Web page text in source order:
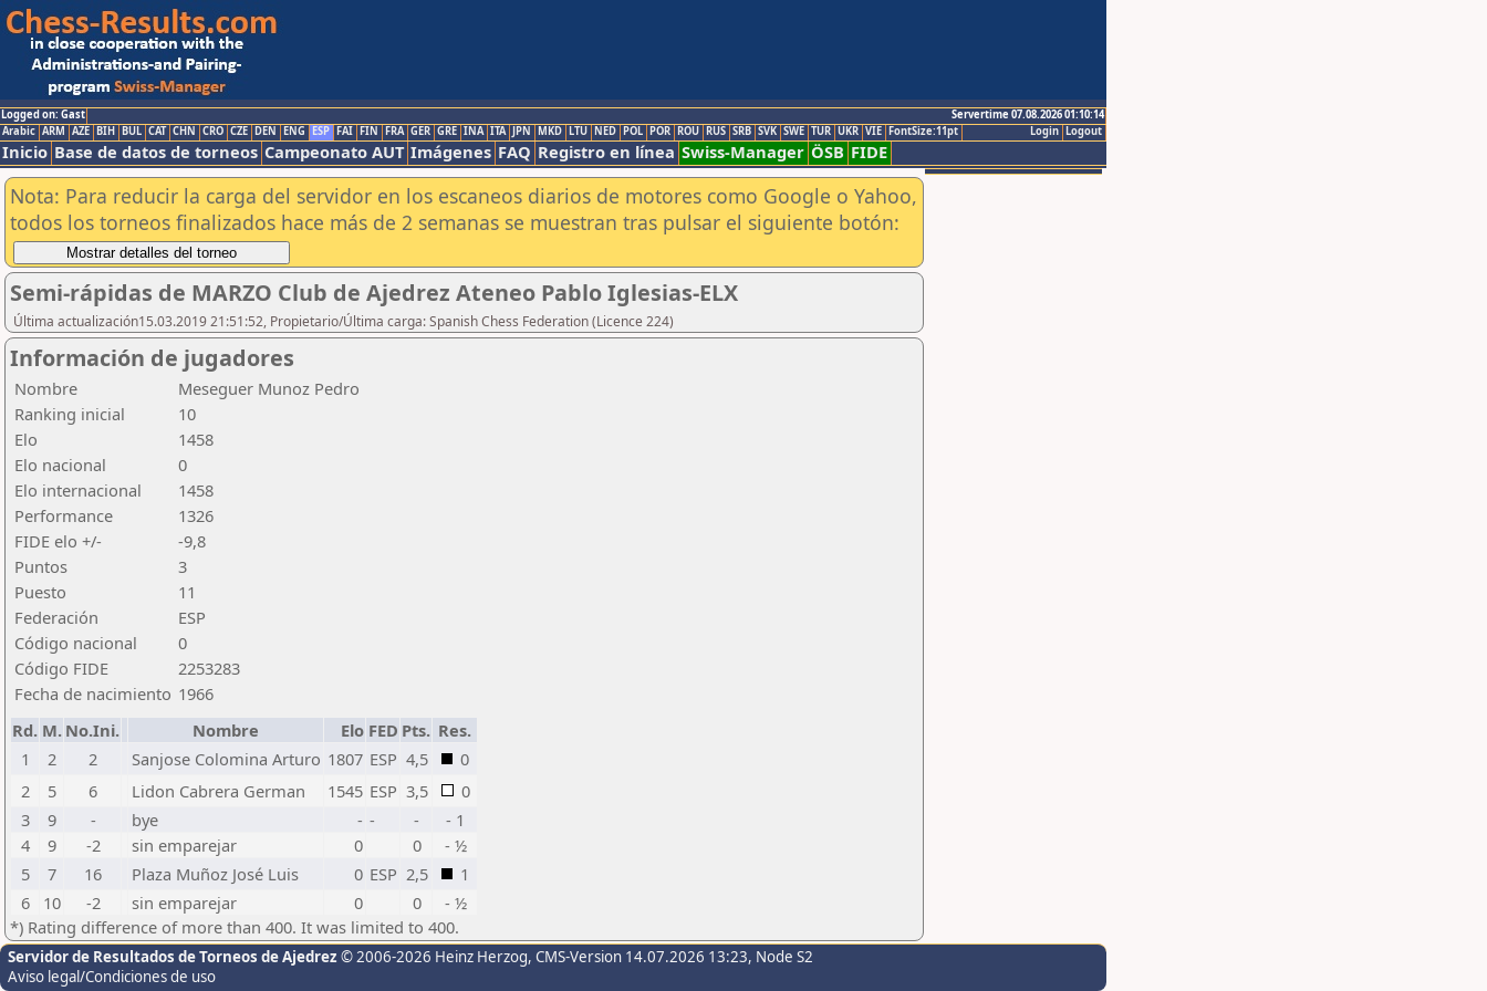
Logged on: Gast
Servertime 07.08.2026 01:10:14
Logout
Login
Arabic ARM AZE BIH BUL CAT CHN CRO CZE DEN ENG ESP FAI FIN FRA GER GRE INA ITA JPN MKD LTU NED POL POR ROU RUS SRB SVK SWE TUR UKR VIE FontSize:11pt
Inicio Base de datos de torneos Campeonato AUT Imágenes FAQ Registro en línea Swiss-Manager ÖSB FIDE
Nota: Para reducir la carga del servidor en los escaneos diarios de motores como Google o Yahoo,
todos los torneos finalizados hace más de 2 semanas se muestran tras pulsar el siguiente botón:
Semi-rápidas de MARZO Club de Ajedrez Ateneo Pablo Iglesias-ELX
Última actualización15.03.2019 21:51:52, Propietario/Última carga: Spanish Chess Federation (Licence 224)
Información de jugadores
Nombre
Meseguer Munoz Pedro
Ranking inicial
10
Elo
1458
Elo nacional
0
Elo internacional
1458
Performance
1326
FIDE elo +/-
-9,8
Puntos
3
Puesto
11
Federación
ESP
Código nacional
0
Código FIDE
2253283
Fecha de nacimiento 1966
Rd. M. No.Ini. Nombre Elo FED Pts. Res.
1
2 2 Sanjose Colomina Arturo 1807 ESP 4,5
0
2
5 6 Lidon Cabrera German 1545 ESP 3,5
0
3
9 - bye - - -
- 1
4
9 -2 sin emparejar 0 0
- ½
5
7 16 Plaza Muñoz José Luis 0 ESP 2,5
1
6
10 -2 sin emparejar 0 0
- ½
*) Rating difference of more than 400. It was limited to 400.
Servidor de Resultados de Torneos de Ajedrez © 2006-2026 Heinz Herzog, CMS-Version 14.07.2026 13:23, Node S2
Aviso legal/Condiciones de uso